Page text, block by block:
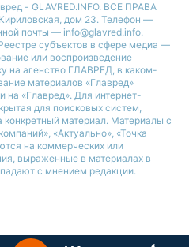
- GLAVRED.INFO. ВСЕ ПРАВА
дом 23. Телефон —
почты — info@glavred.info.
cубъектов в сфере медиа —
или воспроизведение
на агенство ГЛАВРЕД, в каком-
материалов «Главред»
на «Главред». Для интернет-
для поисковых систем,
материал. Материалы с
«Актуально», «Точка
на коммерческих или
выраженные в материалах в
с мнением редакции.